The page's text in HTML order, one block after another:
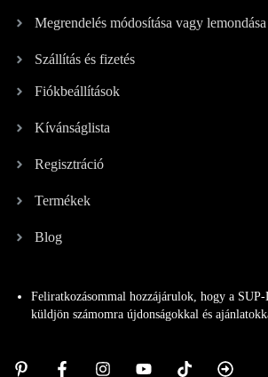
Megrendelés módosítása vagy lemondása
Szállítás és fizetés
Fiókbeállítások
Kívánságlista
Regisztráció
Termékek
Blog
Feliratkozásommal hozzájárulok, hogy a
küldjön számomra újdonságokkal és